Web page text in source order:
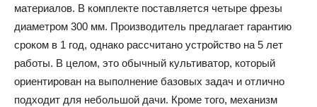
материалов. В комплекте поставляется четыре фрезы
диаметром 300 мм. Производитель предлагает гарантию
сроком в 1 год, однако рассчитано устройство на 5 лет
работы. В целом, это обычный культиватор, который
ориентирован на выполнение базовых задач и отлично
подходит для небольшой дачи. Кроме того, механизм